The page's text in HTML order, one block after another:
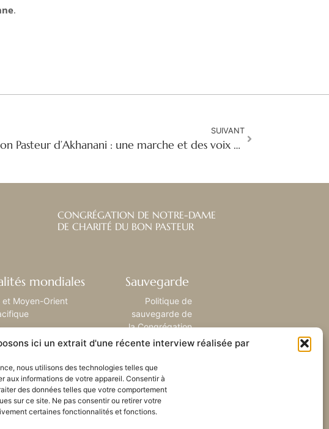
ici un extrait d'une récente interview réalisée par
nous utilisons des technologies telles que
aux informations de votre appareil. Consentir à
des données telles que votre comportement
sur ce site. Ne pas consentir ou retirer votre
certaines fonctionnalités et fonctions.
.
SUIVANT
Mission du Bon Pasteur d’Akhanani : une marche et des voix qui s’élèvent pour mettre fin à la violence sexiste en Afrique du Sud
CONGRÉGATION DE NOTRE-DAME
DE CHARITÉ DU BON PASTEUR
mondiales
et Moyen-Orient
latine
Sauvegarde
Politique de
sauvegarde de
la Congrégation